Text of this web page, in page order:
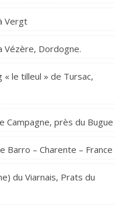
Vergt
Vézère, Dordogne.
« le tilleul » de Tursac,
Campagne, près du Bugue
Barro – Charente – France
du Viarnais, Prats du